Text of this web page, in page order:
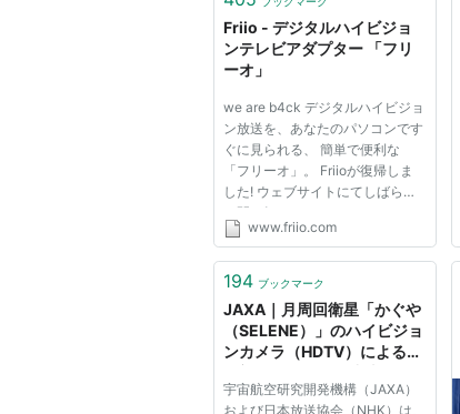
ださい。
Friio - デジタルハイビジョ
ンテレビアダプター 「フリ
ーオ」
we are b4ck デジタルハイビジョ
ン放送を、あなたのパソコンです
ぐに見られる、 簡単で便利な
「フリーオ」。 Friioが復帰しま
した! ウェブサイトにてしばらく
の間お知らせしていなかったFriio
が新たな形で戻ってきました！
能的な復号化サポートが組み込ま
し...
www.friio.com
194 ブックマーク
JAXA｜月周回衛星「かぐや
（SELENE）」のハイビジョ
ンカメラ（HDTV）による世
て
宇宙航空研究開発機構（JAXA）
および日本放送協会（NHK）は、